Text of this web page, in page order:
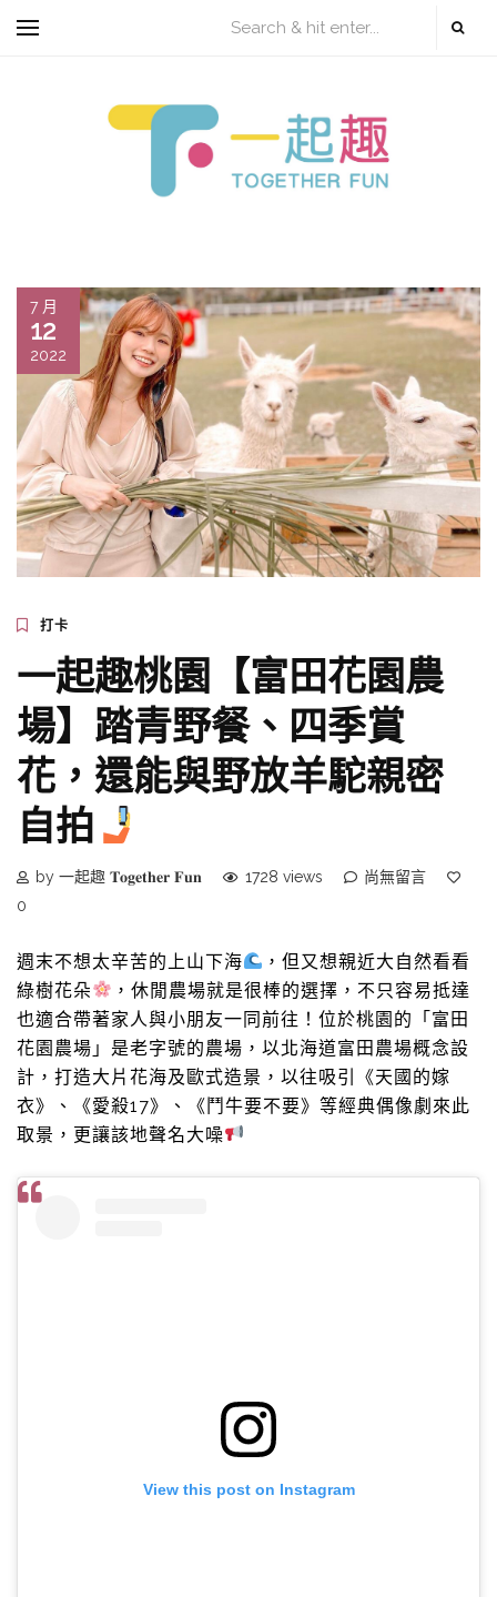
7 月
12
2022
打卡
一起趣桃園【富田花園農
場】踏青野餐、四季賞
花，還能與野放羊駝親密
自拍
by 一起趣 𝐓𝐨𝐠𝐞𝐭𝐡𝐞𝐫 𝐅𝐮𝐧 1728 views
尚無留言
0
週末不想太辛苦的上山下海
，但又想親近大自然看看
綠樹花朵
，休閒農場就是很棒的選擇，不只容易抵達
也適合帶著家人與小朋友一同前往！位於桃園的「富田
花園農場」是老字號的農場，以北海道富田農場概念設
計，打造大片花海及歐式造景，以往吸引《天國的嫁
衣》、《愛殺17》、《鬥牛要不要》等經典偶像劇來此
取景，更讓該地聲名大噪
View this post on Instagram